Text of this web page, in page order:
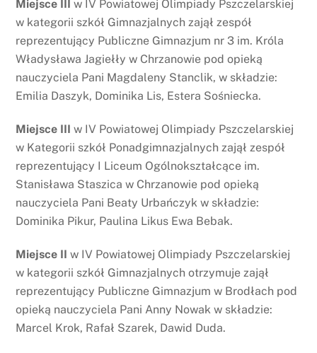
Miejsce III w IV Powiatowej Olimpiady Pszczelarskiej
w kategorii szkół Gimnazjalnych zajął zespół
reprezentujący Publiczne Gimnazjum nr 3 im. Króla
Władysława Jagiełły w Chrzanowie pod opieką
nauczyciela Pani Magdaleny Stanclik, w składzie:
Emilia Daszyk, Dominika Lis, Estera Sośniecka.
Miejsce III w IV Powiatowej Olimpiady Pszczelarskiej
w Kategorii szkół Ponadgimnazjalnych zajął zespół
reprezentujący I Liceum Ogólnokształcące im.
Stanisława Staszica w Chrzanowie pod opieką
nauczyciela Pani Beaty Urbańczyk w składzie:
Dominika Pikur, Paulina Likus Ewa Bebak.
Miejsce IIw IV Powiatowej Olimpiady Pszczelarskiej
w kategorii szkół Gimnazjalnych otrzymuje zajął
reprezentujący Publiczne Gimnazjum w Brodłach pod
opieką nauczyciela Pani Anny Nowak w składzie:
Marcel Krok, Rafał Szarek, Dawid Duda.